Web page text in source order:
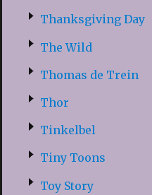
Thanksgiving Day
The Wild
Thomas de Trein
Thor
Tinkelbel
Tiny Toons
Toy Story